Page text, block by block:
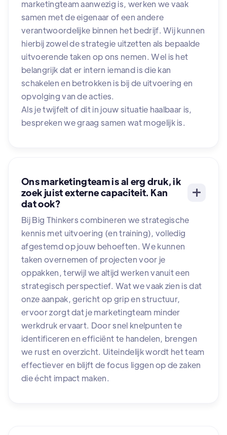
marketingteam aanwezig is, werken we vaak
samen met de eigenaar of een andere
verantwoordelijke binnen het bedrijf. Wij kunnen
hierbij zowel de strategie uitzetten als bepaalde
uitvoerende taken op ons nemen. Wel is het
belangrijk dat er intern iemand is die kan
schakelen en betrokken is bij de uitvoering en
opvolging van de acties.
Als je twijfelt of dit in jouw situatie haalbaar is,
bespreken we graag samen wat mogelijk is.
Ons marketingteam is al erg druk, ik
zoek juist externe capaciteit. Kan
dat ook?
Bij Big Thinkers combineren we strategische
kennis met uitvoering (en training), volledig
afgestemd op jouw behoeften. We kunnen
taken overnemen of projecten voor je
oppakken, terwijl we altijd werken vanuit een
strategisch perspectief. Wat we vaak zien is dat
onze aanpak, gericht op grip en structuur,
ervoor zorgt dat je marketingteam minder
werkdruk ervaart. Door snel knelpunten te
identificeren en efficiënt te handelen, brengen
we rust en overzicht. Uiteindelijk wordt het team
effectiever en blijft de focus liggen op de zaken
die écht impact maken.